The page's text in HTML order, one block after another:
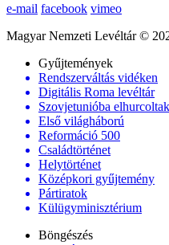
e-mail facebook vimeo
Magyar Nemzeti Levéltár ©
Gyűjtemények
Rendszerváltás vidéken
Digitális Roma levéltár
Szovjetunióba elhurcoltak
Első világháború
Reformáció 500
Családtörténet
Helytörténet
Középkori gyűjtemény
Pártiratok
Külügyminisztérium
Böngészés